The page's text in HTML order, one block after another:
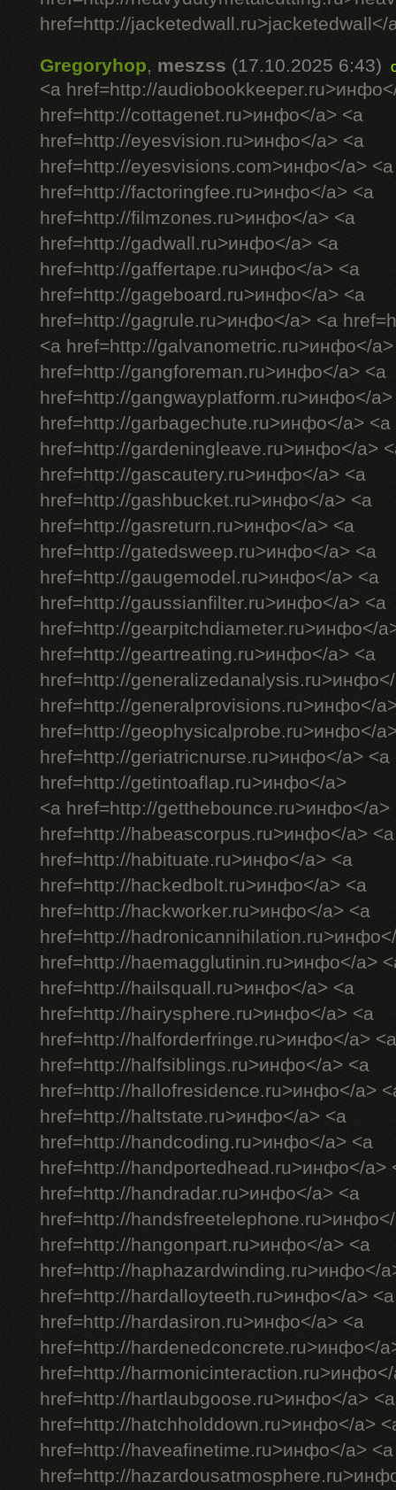
href=http://jacketedwall.ru>jacketedwall</
Gregoryhop,meszss (17.10.2025 6:43)
<a href=http://
href=http://cottagenet.ru>инфо</a> <a
href=http://eyesvision.ru>инфо</a> <a
href=http://eyesvisions.com>инфо</a> <a
href=http://factoringfee.ru>инфо</a> <a
href=http://filmzones.ru>инфо</a> <a
href=http://gadwall.ru>инфо</a> <a
href=http://gaffertape.ru>инфо</a> <a
href=http://gageboard.ru>инфо</a> <a
href=http://gagrule.ru>инфо</a> <a
<a href=http://galvanometric.ru>инфо</
href=http://gangforeman.ru>инфо</a> <a
href=http://gangwayplatform.ru>инфо</a>
href=http://garbagechute.ru>инфо</a> <a
href=http://gardeningleave.ru>инфо</a>
href=http://gascautery.ru>инфо</a> <a
href=http://gashbucket.ru>инфо</a> <a
href=http://gasreturn.ru>инфо</a> <a
href=http://gatedsweep.ru>инфо</a> <a
href=http://gaugemodel.ru>инфо</a> <a
href=http://gaussianfilter.ru>инфо</a> <a
href=http://gearpitchdiameter.ru>инфо</
href=http://geartreating.ru>инфо</a> <a
href=http://
href=http://generalprovisions.ru>инфо</
href=http://geophysicalprobe.ru>инфо</
href=http://geriatricnurse.ru>инфо</a> <a
href=http://getintoaflap.ru>инфо</a>
<a href=http://getthebounce.ru>инфо</a>
href=http://habeascorpus.ru>инфо</a> <a
href=http://habituate.ru>инфо</a> <a
href=http://hackedbolt.ru>инфо</a> <a
href=http://hackworker.ru>инфо</a> <a
href=http://
href=http://haemagglutinin.ru>инфо</a>
href=http://hailsquall.ru>инфо</a> <a
href=http://hairysphere.ru>инфо</a> <a
href=http://halforderfringe.ru>инфо</a> <a
href=http://halfsiblings.ru>инфо</a> <a
href=http://hallofresidence.ru>инфо</a>
href=http://haltstate.ru>инфо</a> <a
href=http://handcoding.ru>инфо</a> <a
href=http://handportedhead.ru>инфо</a>
href=http://handradar.ru>инфо</a> <a
href=http://
href=http://hangonpart.ru>инфо</a> <a
href=http://haphazardwinding.ru>инфо</
href=http://hardalloyteeth.ru>инфо</a> <a
href=http://hardasiron.ru>инфо</a> <a
href=http://hardenedconcrete.ru>инфо</
href=http://
href=http://hartlaubgoose.ru>инфо</a> <a
href=http://hatchholddown.ru>инфо</a>
href=http://haveafinetime.ru>инфо</a> <a
href=http://